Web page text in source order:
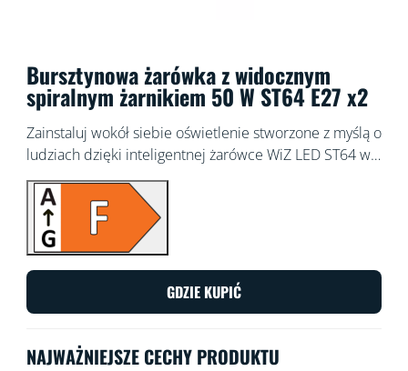
Bursztynowa żarówka z widocznym
spiralnym żarnikiem 50 W ST64 E27 x2
Zainstaluj wokół siebie oświetlenie stworzone z myślą o
ludziach dzięki inteligentnej żarówce WiZ LED ST64 w
stylu retro. Klasyczny wygląd z bursztynową powłoką —
idealny do lamp dekoracyjnych. Wybieraj spośród
różnych odcieni bieli od ciepłej do zimnej, by stworzyć
najlepszy nastrój. Możesz ustawić harmonogram
tygodniową rutyną, sterować oświetleniem za pomocą
smartfona lub głosu, a także mieć zdalny dostęp do
WiZ łączą się istniejącym routerem Wi-Fi i nie wymagają
GDZIE KUPIĆ
NAJWAŻNIEJSZE CECHY PRODUKTU